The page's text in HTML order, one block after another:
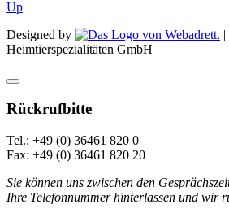
Up
Designed by
Heimtierspezialitäten GmbH
Rückrufbitte
Tel.: +49 (0) 36461 820 0
Fax: +49 (0) 36461 820 20
Sie können uns zwischen den
Ihre Telefonnummer hinterlassen und wir